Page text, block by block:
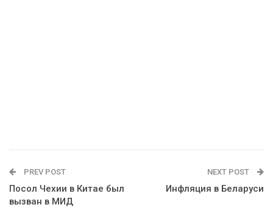
PREV POST
Посол Чехии в Китае был
вызван в МИД
NEXT POST
Инфляция в Беларуси